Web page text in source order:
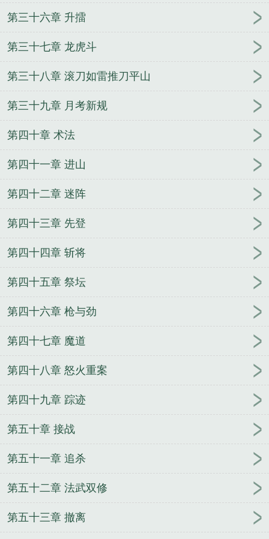
第三十六章 升擂
第三十七章 龙虎斗
第三十八章 滚刀如雷推刀平山
第三十九章 月考新规
第四十章 术法
第四十一章 进山
第四十二章 迷阵
第四十三章 先登
第四十四章 斩将
第四十五章 祭坛
第四十六章 枪与劲
第四十七章 魔道
第四十八章 怒火重案
第四十九章 踪迹
第五十章 接战
第五十一章 追杀
第五十二章 法武双修
第五十三章 撤离